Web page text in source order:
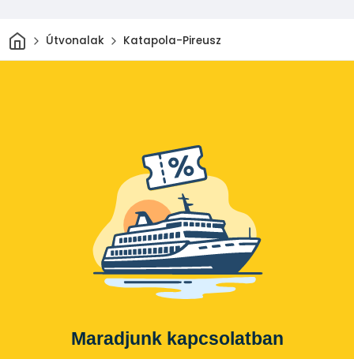
Otthon
Útvonalak Katapola-Pireusz
Maradjunk kapcsolatban